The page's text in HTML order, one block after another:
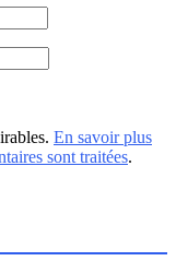
En savoir plus
sont traitées.